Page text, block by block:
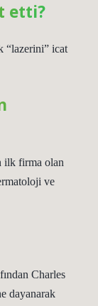
etti?
“lazerini” icat
ilk firma olan
ve
Charles
dayanarak